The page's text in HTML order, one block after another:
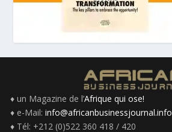
♦ un Magazine de l’Afrique qui ose!
♦ e-Mail: info@africanbusinessjournal.info
♦ Tél: +212 (0)522 360 418 / 420